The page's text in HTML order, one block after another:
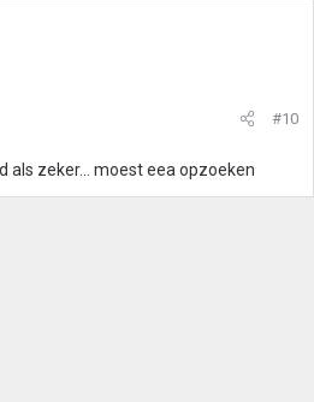
#10
als zeker... moest eea opzoeken